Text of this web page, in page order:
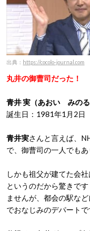
出典： https://cocolo-journal.com
丸井の御曹司だった！
青井 実 （あおい みのる
誕生日：1981年1月2日
青井実さんと言えば、
で、御曹司の一人でもあ
しかも祖父が建てた会
というのだから驚きで
ませんが、都会の駅な
でおなじみのデパートで